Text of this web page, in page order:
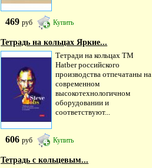
469руб Купить
Тетрадь на кольцах Яркие...
Тетради на кольцах ТМ
Hatber российского
производства отпечатаны на
современном
высокотехнологичном
оборудовании и
соответствуют...
606руб Купить
Тетрадь с кольцевым...